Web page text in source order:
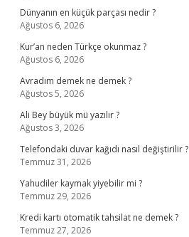
Dünyanın en küçük parçası nedir ?
Ağustos 6, 2026
Kur’an neden Türkçe okunmaz ?
Ağustos 6, 2026
Avradım demek ne demek ?
Ağustos 5, 2026
Ali Bey büyük mü yazılır ?
Ağustos 3, 2026
Telefondaki duvar kağıdı nasıl değiştirilir ?
Temmuz 31, 2026
Yahudiler kaymak yiyebilir mi ?
Temmuz 29, 2026
Kredi kartı otomatik tahsilat ne demek ?
Temmuz 27, 2026